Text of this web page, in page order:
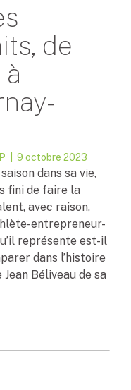
de
| 9 octobre 2023
dans sa vie,
fini de faire la
avec raison,
entrepreneur-
représente est-il
dans l’histoire
Jean Béliveau de sa